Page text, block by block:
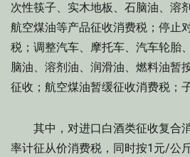
次性筷子、实木地板、石脑油、溶
航空煤油等产品征收消费税；停止
税；调整汽车、摩托车、汽车轮胎
脑油、溶剂油、润滑油、燃料油暂
征收；航空煤油暂缓征收消费税；
其中，对进口白酒类征收复合
率计征从价消费税，同时按1元/公